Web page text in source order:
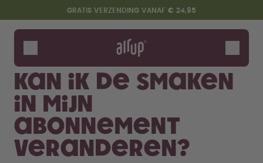
Overslaan en naar de inhoud gaan
ToegankelijkheidsverklaringGRATIS VERZENDING VANAF € 24,95
Flessen
Smaken
Accessoires
Starter Sets
Kan ik de smaken
in mijn
abonnement
veranderen?